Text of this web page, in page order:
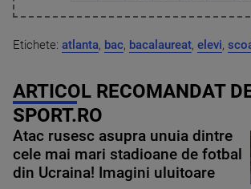
Etichete: atlanta, bac, bacalaureat, elevi,
ARTICOL RECOMANDAT
SPORT.RO
Atac rusesc asupra unuia dintre
cele mai mari stadioane de fotbal
din Ucraina! Imagini uluitoare